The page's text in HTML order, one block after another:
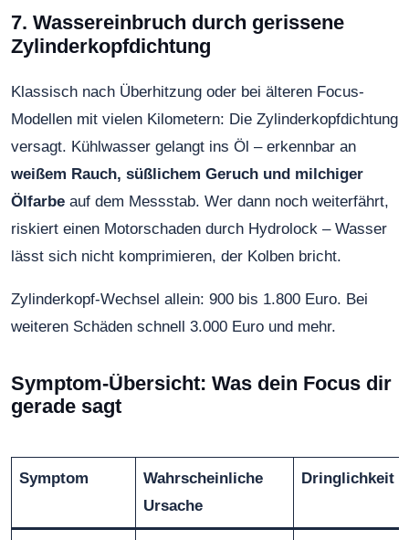
7. Wassereinbruch durch gerissene
Zylinderkopfdichtung
Klassisch nach Überhitzung oder bei älteren Focus-
Modellen mit vielen Kilometern: Die Zylinderkopfdichtung
versagt. Kühlwasser gelangt ins Öl – erkennbar an
weißem Rauch, süßlichem Geruch und milchiger
Ölfarbeauf dem Messstab. Wer dann noch weiterfährt,
riskiert einen Motorschaden durch Hydrolock – Wasser
lässt sich nicht komprimieren, der Kolben bricht.
Zylinderkopf-Wechsel allein: 900 bis 1.800 Euro. Bei
weiteren Schäden schnell 3.000 Euro und mehr.
Symptom-Übersicht: Was dein Focus dir
gerade sagt
Symptom
Wahrscheinliche
Ursache
Dringlichkeit